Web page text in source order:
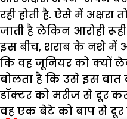
रही होती है. ऐसे में
जाती है लेकिन आरोही
इस बीच, शराब के नशे में
कि वह जूनियर को क्यों
बोलता है कि उसे इस
डॉक्टर को मरीज से दूर
वह एक बेटे को बाप से दूर